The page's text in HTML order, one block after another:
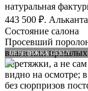
ПЕРЕТЯЖКА GEELY
натуральная
443 500 ₽.
Состояние салона
Просевший
влаги или
перетяжки, а не
видно на осмотре;
без сюрпризов